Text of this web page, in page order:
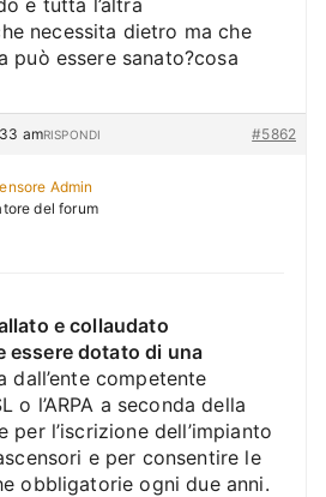
e tutta l’altra
necessita dietro ma che
può essere sanato?cosa
am #5862
RISPONDI
Admin
del forum
e collaudato
essere dotato di una
dall’ente competente
o l’ARPA a seconda della
per l’iscrizione dell’impianto
e per consentire le
obbligatorie ogni due anni.